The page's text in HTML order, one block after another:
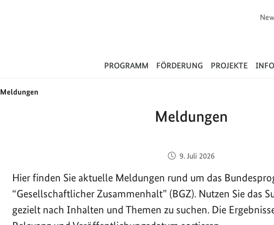
PROGRAMM FÖRDERUNG PROJEKTE
Meldungen
Meldungen
Veröffentlicht am:
9. Juli 2026
Hier finden Sie aktuelle Meldungen rund um das
“Gesellschaftlicher Zusammenhalt” (BGZ). Nutzen Sie das
gezielt nach Inhalten und Themen zu suchen. Die